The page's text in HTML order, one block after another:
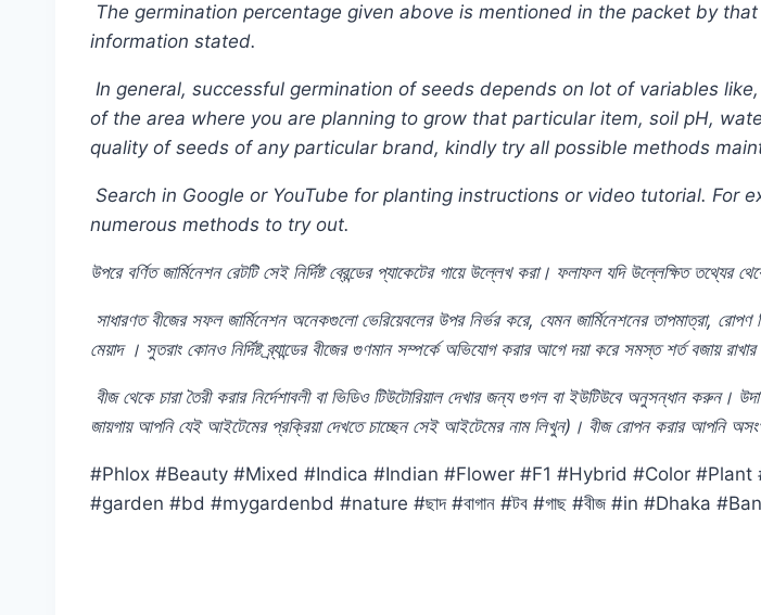
The germination percentage given above is mentioned in the packet by
information stated.
In general, successful germination of seeds depends on lot of variables
of the area where you are planning to grow that particular item, soil pH,
quality of seeds of any particular brand, kindly try all possible methods
Search in Google or YouTube for planting instructions or video tutorial. For
numerous methods to try out.
উপরে বর্ণিত জার্মিনেশন রেটটি সেই নির্দিষ্ট ব্রেন্ডের প্যাকেটের গায়ে উল্লেখ করা। ফলাফল যদি উল্লেক্ষিত তথ্যের
সাধারণত বীজের সফল জার্মিনেশন অনেকগুলো ভেরিয়েবলের উপর নির্ভর করে, যেমন জার্মিনেশনের তাপমাত্রা, রোপণ
মেয়াদ । সুতরাং কোনও নির্দিষ্ট ব্র্যান্ডের বীজের গুণমান সম্পর্কে অভিযোগ করার আগে দয়া করে সমস্ত শর্ত বজায় রাখার
বীজ থেকে চারা তৈরী করার নির্দেশাবলী বা ভিডিও টিউটোরিয়াল দেখার জন্য গুগল বা ইউটিউবে অনুসন্ধান করুন।
জায়গায় আপনি যেই আইটেমের প্রক্রিয়া দেখতে চাচ্ছেন সেই আইটেমের নাম লিখুন) । বীজরোপন করার আপনি
#Phlox #Beauty #Mixed #Indica #Indian #Flower #F1 #Hybrid #Color
#garden #bd #mygardenbd #nature #ছাদ #বাগান #টব #গাছ #বীজ #in #Dhaka